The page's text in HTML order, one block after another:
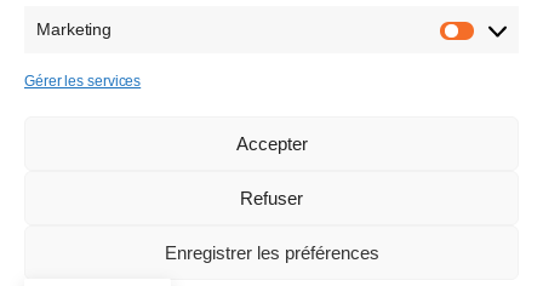
Marketing
Gérer les services
Accepter
Refuser
Enregistrer les préférences